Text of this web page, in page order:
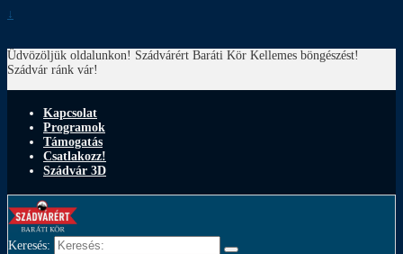
↓
Üdvözöljük oldalunkon! Szádvárért Baráti Kör Kellemes böngészést!
Szádvár ránk vár!
Kapcsolat
Programok
Támogatás
Csatlakozz!
Szádvár 3D
Keresés: